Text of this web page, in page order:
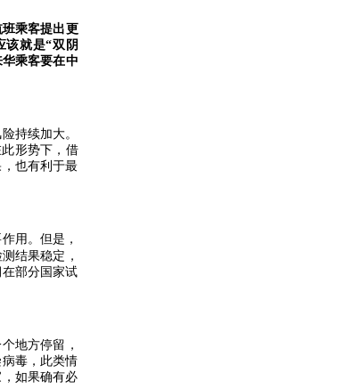
乘客提出更
该就是“双阴
乘客要在中
持续加大。
形势下，借
也有利于最
用。但是，
结果稳定，
部分国家试
地方停留，
毒，此类情
如果确有必